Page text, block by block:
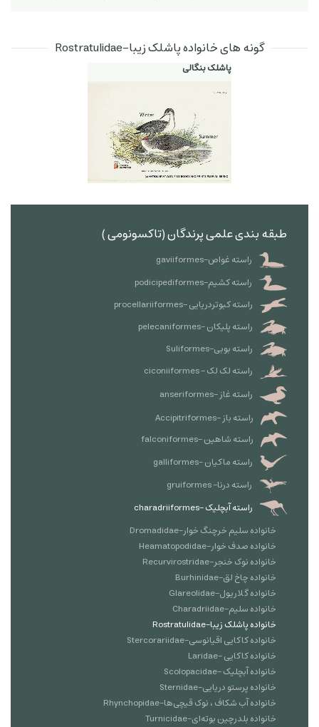
گونه های خانواده پاشلک زیبا-Rostratulidae
پاشلک بنگالی
طبقه بندی علمی پرندگان (تاکسونومی )
راسته غواص-gaviiformes
راسته کشیم-podicipediformes
راسته کبوتردریایی -procellariiformes
راسته پلیکان -pelecaniformes
راسته بوبی-Suliformes
راسته لک لک - ciconiiformes
راسته غاز -anseriformes
راسته باز -Accipitriformes
راسته شاهین -falconiformes
راسته ماکیان -galliformes
راسته درنا- gruiformes
راسته آبچلیک -charadriiformes
خانواده سلیم خرچنگ خوار-Dromadidae
خانواده صدف خوار-Heamatopodidae
خانواده نوک خنجر-Recurvirostridae
خانواده چاخ لق-Burhinidae
خانواده گلاریول-Glareolidae
خانواده سلیم-Charadriidae
خانواده پاشلک زیبا-Rostratulidae
خانواده کاکایی اقیانوسی-Stercorariidae
خانواده کاکایی -Laridae
خانواده آبچلیک -Scolopacidae
خانواده پرستو دریایی-Sternidae
خانواده آب شکاف ، نوک قیچی‌ها-Rhynchopidae
خانواده بلدرچين بوته‌ای-Turnicidae